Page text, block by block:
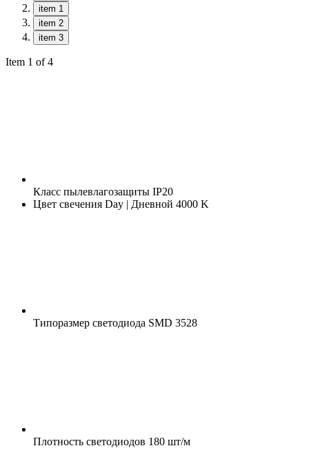
item 1
item 2
item 3
Item 1 of 4
Класс пылевлагозащиты IP20
Цвет свечения Day | Дневной 4000 K
Типоразмер светодиода SMD 3528
Плотность светодиодов 180 шт/м